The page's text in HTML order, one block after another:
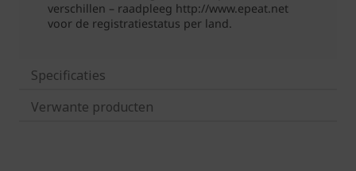
Specificaties
Verwante producten